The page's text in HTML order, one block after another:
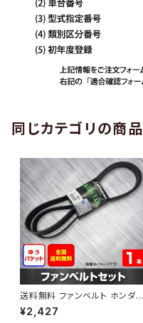
同じカテゴリの商品
送料無料 ファンベルト ホンダ
ゼスト 型式JE1 H18.03～H24.
11 （国内トップメーカー） 1本 H
¥2,427